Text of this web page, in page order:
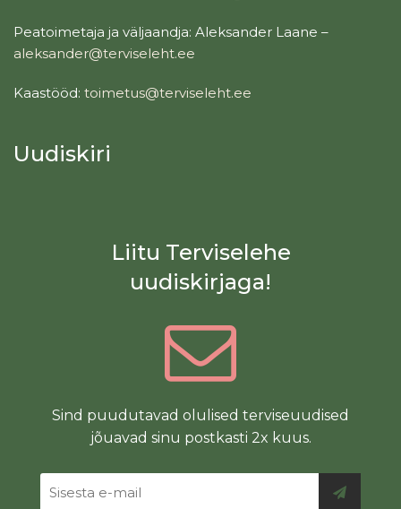
Peatoimetaja ja väljaandja: Aleksander Laane –
aleksander@terviseleht.ee
Kaastööd: toimetus@terviseleht.ee
Uudiskiri
Liitu Terviselehe
uudiskirjaga!
Sind puudutavad olulised terviseuudised
jõuavad sinu postkasti 2x kuus.